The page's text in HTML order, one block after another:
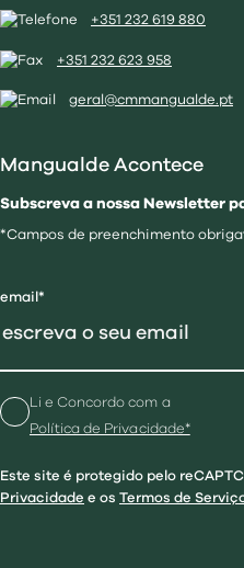
+351 232 619 880
+351 232 623 958
geral@cmmangualde.pt
Mangualde Acontece
Subscreva a nossa Newsletter
*Campos de preenchimento
email*
Li e Concordo com a
Política de Privacidade*
Este site é protegido pelo
Privacidade e os Termos de